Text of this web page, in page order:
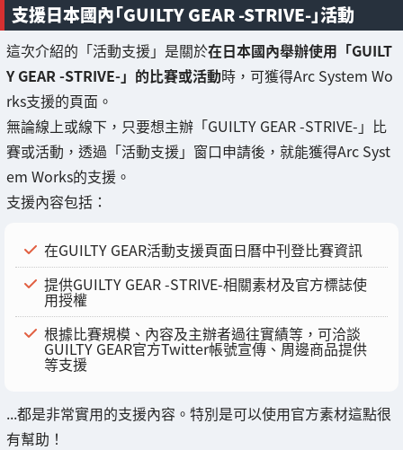
支援日本國內「GUILTY GEAR -STRIVE-」活動
這次介紹的「活動支援」是關於在日本國內舉辦使用「GUILT
Y GEAR -STRIVE-」的比賽或活動時，可獲得Arc System Wo
rks支援的頁面。
無論線上或線下，只要想主辦「GUILTY GEAR -STRIVE-」比
賽或活動，透過「活動支援」窗口申請後，就能獲得Arc Syst
em Works的支援。
支援內容包括：
在GUILTY GEAR活動支援頁面日曆中刊登比賽資訊
提供GUILTY GEAR -STRIVE-相關素材及官方標誌使
用授權
根據比賽規模、內容及主辦者過往實績等，可洽談
GUILTY GEAR官方Twitter帳號宣傳、周邊商品提供
等支援
...都是非常實用的支援內容。特別是可以使用官方素材這點很
有幫助！